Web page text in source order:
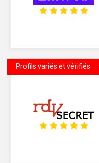
Profils variés et vérifiés